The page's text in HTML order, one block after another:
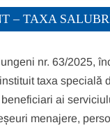
– TAXA
nr. 63/2025,
taxa specială
ai
menajere,